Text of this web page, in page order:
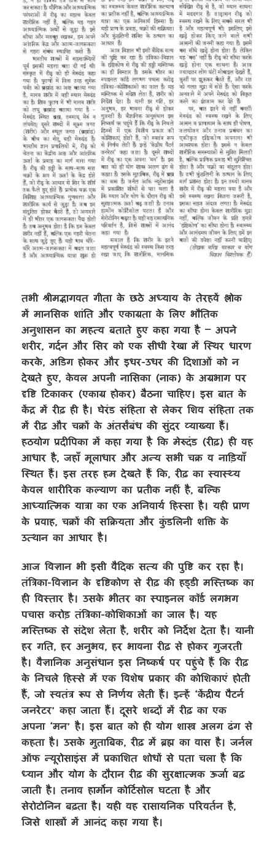
तभी श्रीमद्भागवत गीता के छठे अध्याय के तेरहवें श्लोक
में मानसिक शांति और एकाग्रता के लिए भौतिक
अनुशासन का महत्व बताते हुए कहा गया है – अपने
शरीर, गर्दन और सिर को एक सीधी रेखा में स्थिर धारण
करके, अडिग होकर और इधर-उधर की दिशाओं को न
देखते हुए, केवल अपनी नासिका (नाक) के अग्रभाग पर
दृष्टि टिकाकर (एकाग्र होकर) बैठना चाहिए। इस बात के
केंद्र में रीढ़ ही है। घेरंड संहिता से लेकर शिव संहिता तक
में रीढ़ और चक्रों के अंतर्संबंध की सुंदर व्याख्या हैं।
हठयोग प्रदीपिका में कहा गया है कि मेरुदंड (रीढ़) ही वह
आधार है, जहाँ मूलाधार और अन्य सभी चक्र व नाड़ियाँ
स्थित हैं। इस तरह हम देखते हैं कि, रीढ़ का स्वास्थ्य
केवल शारीरिक कल्याण का प्रतीक नहीं है, बल्कि
आध्यात्मिक यात्रा का एक अनिवार्य हिस्सा है। यही प्राण
के प्रवाह, चक्रों की सक्रियता और कुंडलिनी शक्ति के
उत्थान का आधार है।
आज विज्ञान भी इसी वैदिक सत्य की पुष्टि कर रहा है।
तंत्रिका-विज्ञान के दृष्टिकोण से रीढ़ की हड्डी मस्तिष्क का
ही विस्तार है। उसके भीतर का स्पाइनल कॉर्ड लगभग
पचास करोड़ तंत्रिका-कोशिकाओं का जाल है। यह
मस्तिष्क से संदेश लेता है, शरीर को निर्देश देता है। यानी
हर गति, हर अनुभव, हर भावना रीढ़ से होकर गुजरती
है। वैज्ञानिक अनुसंधान इस निष्कर्ष पर पहुंचे हैं कि रीढ़
के निचले हिस्से में एक विशेष प्रकार की कोशिकाएं होती
हैं, जो स्वतंत्र रूप से निर्णय लेती हैं। इन्हें ‘केंद्रीय पैटर्न
जनरेटर’ कहा जाता हैं। दूसरे शब्दों में रीढ़ का एक
अपना ‘मन’ है। इस बात को ही योग शास्त्र अलग ढंग से
कहता है। उसके मुताबिक, रीढ़ में ब्रह्म का वास है। जर्नल
ऑफ न्यूरोसाइंस में प्रकाशित शोधों से पता चला है कि
ध्यान और योग के दौरान रीढ़ की सुरक्षात्मक ऊर्जा बढ़
जाती है। तनाव हार्मोन कोर्टिसोल घटता है और
सेरोटोनिन बढ़ता है। यही वह रासायनिक परिवर्तन है,
जिसे शास्त्रों में आनंद कहा गया है।